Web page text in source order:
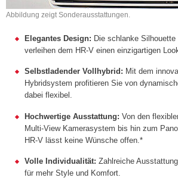
Abbildung zeigt Sonderausstattungen.
Elegantes Design: Die schlanke
verleihen dem HR-V einen einzigartigen
Selbstladender Vollhybrid: Mit dem
Hybridsystem profitieren Sie von
dabei flexibel.
Hochwertige Ausstattung: Von den
Multi-View Kamerasystem bis hin zum
HR-V lässt keine Wünsche offen.*
Volle Individualität: Zahlreiche
für mehr Style und Komfort.